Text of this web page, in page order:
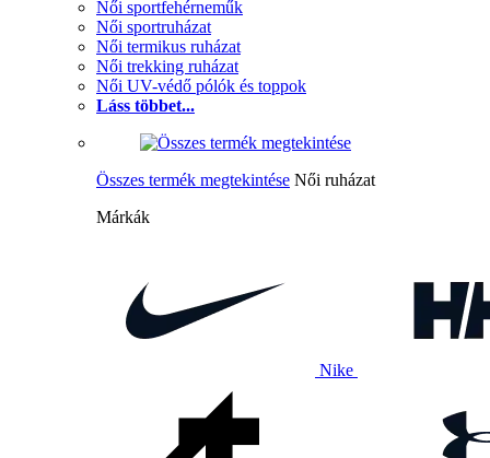
Női sportfehérneműk
Női sportruházat
Női termikus ruházat
Női trekking ruházat
Női UV-védő pólók és toppok
Láss többet...
Összes termék megtekintése Női ruházat
Márkák
Nike